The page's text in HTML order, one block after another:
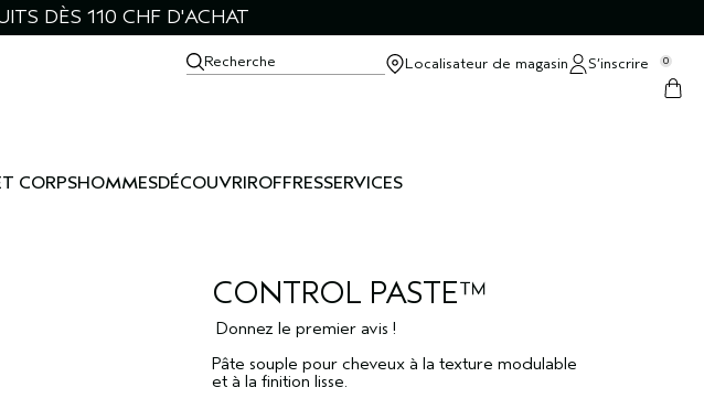
DÈS 110 CHF D'ACHAT
Recherche Localisateur de magasin S’inscrire 0
CORPSHOMMESDÉCOUVRIROFFRESSERVICES
CONTROL PASTE™
Donnez le premier avis !
Pâte souple pour cheveux à la texture modulable
et à la finition lisse.